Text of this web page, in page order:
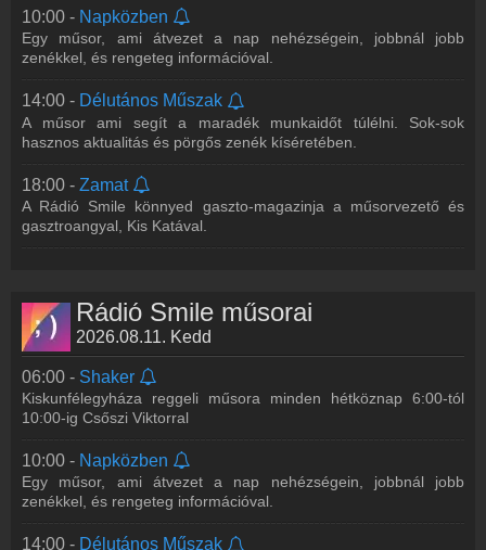
10:00 - Napközben
Egy műsor, ami átvezet a nap nehézségein, jobbnál jobb
zenékkel, és rengeteg információval.
14:00 - Délutános Műszak
A műsor ami segít a maradék munkaidőt túlélni. Sok-sok
hasznos aktualitás és pörgős zenék kíséretében.
18:00 - Zamat
A Rádió Smile könnyed gaszto-magazinja a műsorvezető és
gasztroangyal, Kis Katával.
Rádió Smile műsorai
2026.08.11. Kedd
06:00 - Shaker
Kiskunfélegyháza reggeli műsora minden hétköznap 6:00-tól
10:00-ig Csőszi Viktorral
10:00 - Napközben
Egy műsor, ami átvezet a nap nehézségein, jobbnál jobb
zenékkel, és rengeteg információval.
14:00 - Délutános Műszak